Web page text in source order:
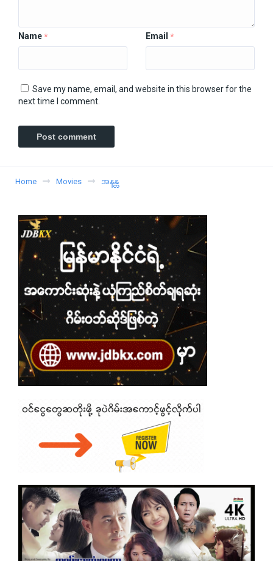
Name * Email *
Save my name, email, and website in this browser for the
next time I comment.
Home Movies အနန္တ